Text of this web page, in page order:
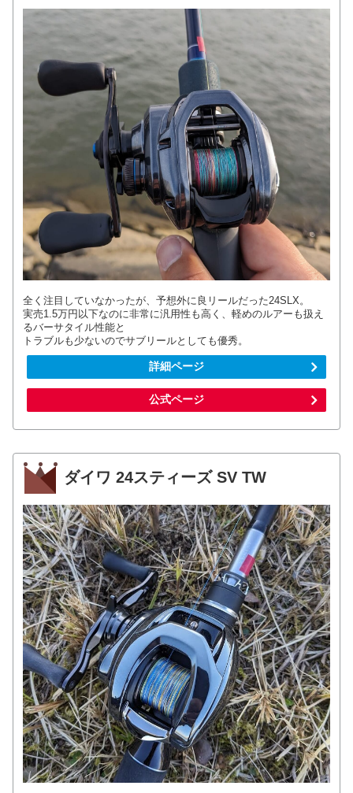
全く注目していなかったが、予想外に良リールだった24SLX。
実売1.5万円以下なのに非常に汎用性も高く、軽めのルアーも扱え
るバーサタイル性能と
トラブルも少ないのでサブリールとしても優秀。
詳細ページ
公式ページ
ダイワ 24スティーズ SV TW